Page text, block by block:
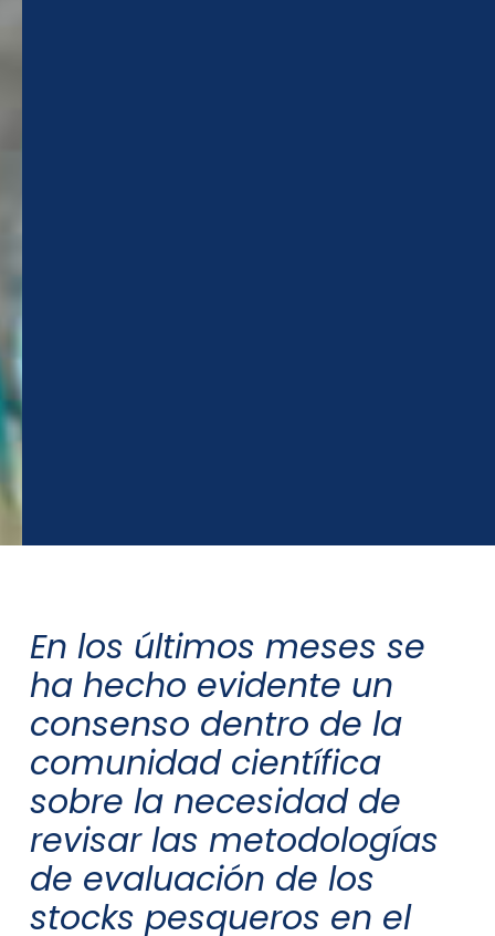
En los últimos meses se
ha hecho evidente un
consenso dentro de la
comunidad científica
sobre la necesidad de
revisar las metodologías
de evaluación de los
stocks pesqueros en el